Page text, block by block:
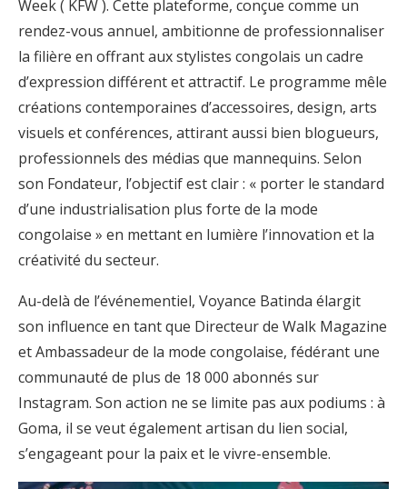
Week ( KFW ). Cette plateforme, conçue comme un
rendez-vous annuel, ambitionne de professionnaliser
la filière en offrant aux stylistes congolais un cadre
d’expression différent et attractif. Le programme mêle
créations contemporaines d’accessoires, design, arts
visuels et conférences, attirant aussi bien blogueurs,
professionnels des médias que mannequins. Selon
son Fondateur, l’objectif est clair : « porter le standard
d’une industrialisation plus forte de la mode
congolaise » en mettant en lumière l’innovation et la
créativité du secteur.
Au-delà de l’événementiel, Voyance Batinda élargit
son influence en tant que Directeur de Walk Magazine
et Ambassadeur de la mode congolaise, fédérant une
communauté de plus de 18 000 abonnés sur
Instagram. Son action ne se limite pas aux podiums : à
Goma, il se veut également artisan du lien social,
s’engageant pour la paix et le vivre-ensemble.